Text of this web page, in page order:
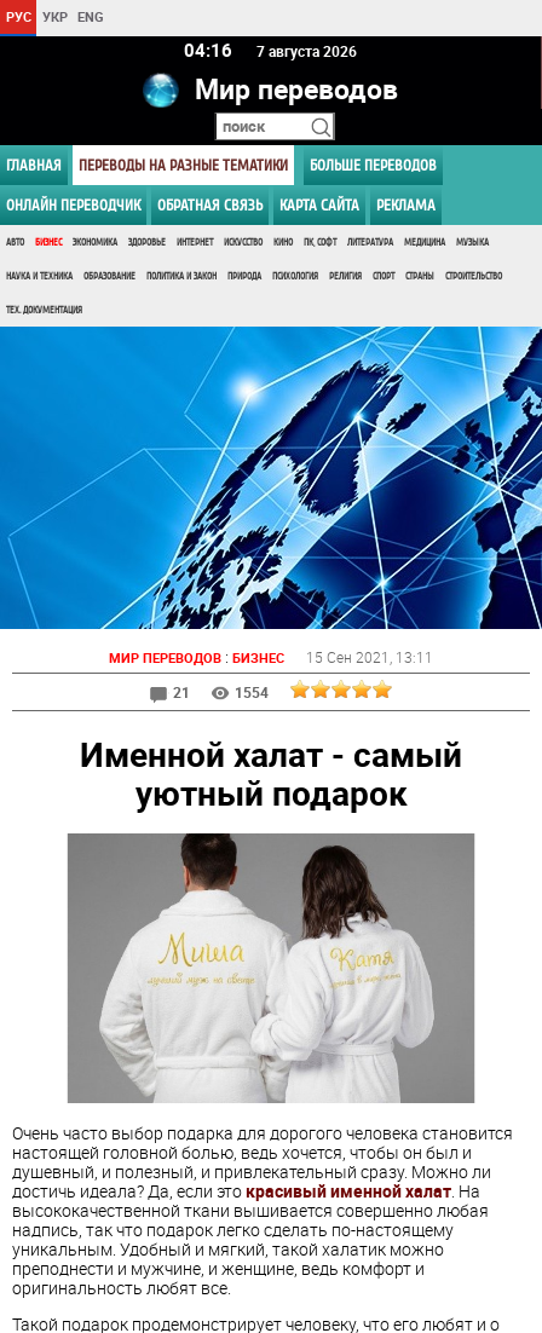
РУС УКР ENG
04 16 7 августа 2026
Мир переводов
ГЛАВНАЯ ПЕРЕВОДЫ НА РАЗНЫЕ ТЕМАТИКИ БОЛЬШЕ ПЕРЕВОДОВ
ОНЛАЙН ПЕРЕВОДЧИК ОБРАТНАЯ СВЯЗЬ КАРТА САЙТА РЕКЛАМА
АВТО БИЗНЕС ЭКОНОМИКА ЗДОРОВЬЕ ИНТЕРНЕТ ИСКУССТВО КИНО ПК, СОФТ ЛИТЕРАТУРА МЕДИЦИНА МУЗЫКА
НАУКА И ТЕХНИКА ОБРАЗОВАНИЕ ПОЛИТИКА И ЗАКОН ПРИРОДА ПСИХОЛОГИЯ РЕЛИГИЯ СПОРТ СТРАНЫ СТРОИТЕЛЬСТВО
ТЕХ. ДОКУМЕНТАЦИЯ
МИР ПЕРЕВОДОВ : БИЗНЕС 15 Сен 2021 , 13:11
21
1554
Именной халат - самый
уютный подарок
Очень часто выбор подарка для дорогого человека становится
настоящей головной болью, ведь хочется, чтобы он был и
душевный, и полезный, и привлекательный сразу. Можно ли
достичь идеала? Да, если этокрасивый именной халат. На
высококачественной ткани вышивается совершенно любая
надпись, так что подарок легко сделать по-настоящему
уникальным. Удобный и мягкий, такой халатик можно
преподнести и мужчине, и женщине, ведь комфорт и
оригинальность любят все.
Такой подарок продемонстрирует человеку, что его любят и о